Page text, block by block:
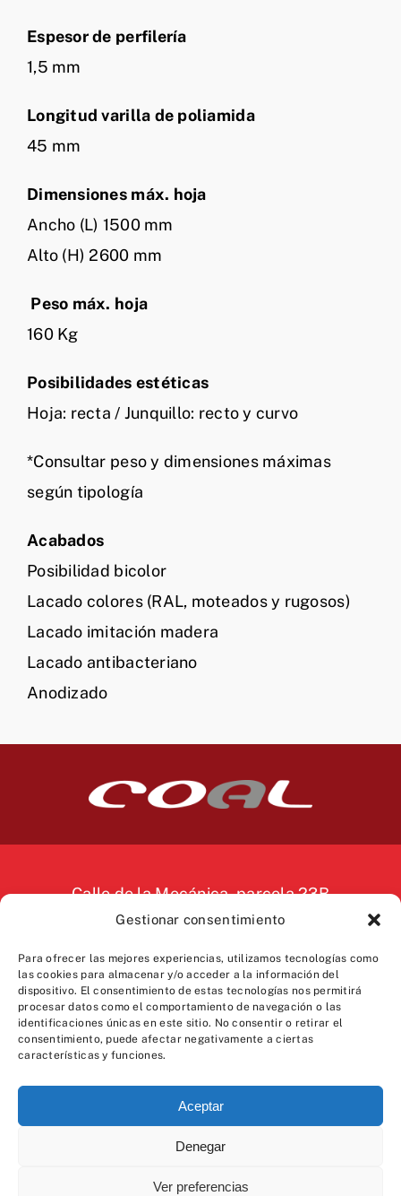
Gestionar consentimiento
Para ofrecer las mejores experiencias, utilizamos tecnologías como
las cookies para almacenar y/o acceder a la información del
dispositivo. El consentimiento de estas tecnologías nos permitirá
procesar datos como el comportamiento de navegación o las
identificaciones únicas en este sitio. No consentir o retirar el
consentimiento, puede afectar negativamente a ciertas
características y funciones.
Aceptar
Denegar
Ver preferencias
Espesor de perfilería
1,5 mm
Longitud varilla de poliamida
45 mm
Dimensiones máx. hoja
Ancho (L) 1500 mm
Alto (H) 2600 mm
Peso máx. hoja
160 Kg
Posibilidades estéticas
Hoja: recta / Junquillo: recto y curvo
*Consultar peso y dimensiones máximas
según tipología
Acabados
Posibilidad bicolor
Lacado colores (RAL, moteados y rugosos)
Lacado imitación madera
Lacado antibacteriano
Anodizado
Calle de la Mecánica, parcela 23B
22006 Huesca
974 246 921
administracion.coal@gmail.com
© 2024 Comercial Oscense de Aluminio, S.L. |
Accesibilidad|Diseño
Esta web está financiada por la Unión Europea – Next
Generation EU